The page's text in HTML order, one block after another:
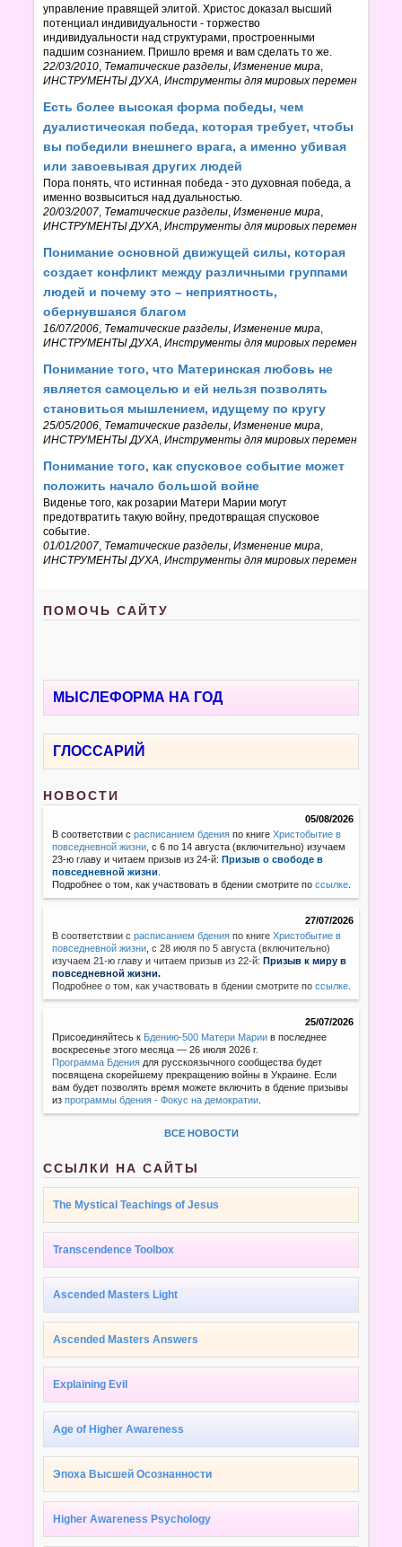
управление правящей элитой. Христос доказал высший
потенциал индивидуальности - торжество
индивидуальности над структурами, простроенными
падшим сознанием. Пришло время и вам сделать то же.
22/03/2010 Тематические разделы ,Изменение мира
ИНСТРУМЕНТЫ ДУХА ,Инструменты для мировых перемен
Есть более высокая форма победы, чем
дуалистическая победа, которая требует, чтобы
вы победили внешнего врага, а именно убивая
или завоевывая других людей
Пора понять, что истинная победа - это духовная победа, а
именно возвыситься над дуальностью.
20/03/2007 Тематические разделы ,Изменение мира
ИНСТРУМЕНТЫ ДУХА ,Инструменты для мировых перемен
Понимание основной движущей силы, которая
создает конфликт между различными группами
людей и почему это – неприятность,
обернувшаяся благом
16/07/2006 Тематические разделы ,Изменение мира
ИНСТРУМЕНТЫ ДУХА ,Инструменты для мировых перемен
Понимание того, что Материнская любовь не
является самоцелью и ей нельзя позволять
становиться мышлением, идущему по кругу
25/05/2006 Тематические разделы ,Изменение мира
ИНСТРУМЕНТЫ ДУХА ,Инструменты для мировых перемен
Понимание того, как спусковое событие может
положить начало большой войне
Виденье того, как розарии Матери Марии могут
предотвратить такую войну, предотвращая спусковое
событие.
01/01/2007 Тематические разделы ,Изменение мира
ИНСТРУМЕНТЫ ДУХА ,Инструменты для мировых перемен
ПОМОЧЬ САЙТУ
МЫСЛЕФОРМА НА ГОД
ГЛОССАРИЙ
НОВОСТИ
05/08/2026
В соответствии срасписанием бдения по книгеХристобытие в
повседневной жизни , с 6 по 14 августа (включительно) изучаем
23-ю главу и читаем призыв из 24-й:Призыв о свободе в
повседневной жизни
Подробнее о том, как участвовать в бдении смотрите поссылке
27/07/2026
В соответствии с расписанием бдения по книгеХристобытие в
повседневной жизни с 28 июля по 5 августа (включительно)
изучаем 21-ю главу и читаем призыв из 22-й:Призыв к миру в
повседневной жизни.
Подробнее о том, как участвовать в бдении смотрите поссылке
25/07/2026
Присоединяйтесь к Бдению-500 Матери Марии в последнее
воскресенье этого месяца — 26 июля 2026 г.
Программа Бдения для русскоязычного сообщества будет
посвящена скорейшему прекращению войны в Украине. Если
вам будет позволять время можете включить в бдение призывы
изпрограммы бдения - Фокус на демократии
ВСЕ НОВОСТИ
ССЫЛКИ НА САЙТЫ
The Mystical Teachings of Jesus
Transcendence Toolbox
Ascended Masters Light
Ascended Masters Answers
Explaining Evil
Age of Higher Awareness
Эпоха Высшей Осознанности
Higher Awareness Psychology